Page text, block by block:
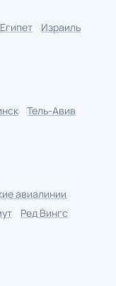
Египет
Израиль
Тель-Авив
авиалинии
Ред Вингс